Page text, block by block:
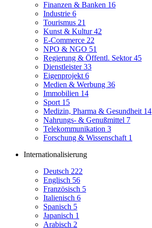
Finanzen & Banken 16
Industrie 6
Tourismus 21
Kunst & Kultur42
E-Commerce 22
NPO & NGO 51
Regierung & Öffentl. Sektor45
Dienstleister33
Eigenprojekt 6
Medien & Werbung 36
Immobilien 14
Sport 15
Medizin, Pharma & Gesundheit 14
Nahrungs- & Genußmittel 7
Telekommunikation 3
Forschung & Wissenschaft 1
Internationalisierung
Deutsch 222
Englisch 56
Französisch 5
Italienisch 6
Spanisch 5
Japanisch 1
Arabisch 2